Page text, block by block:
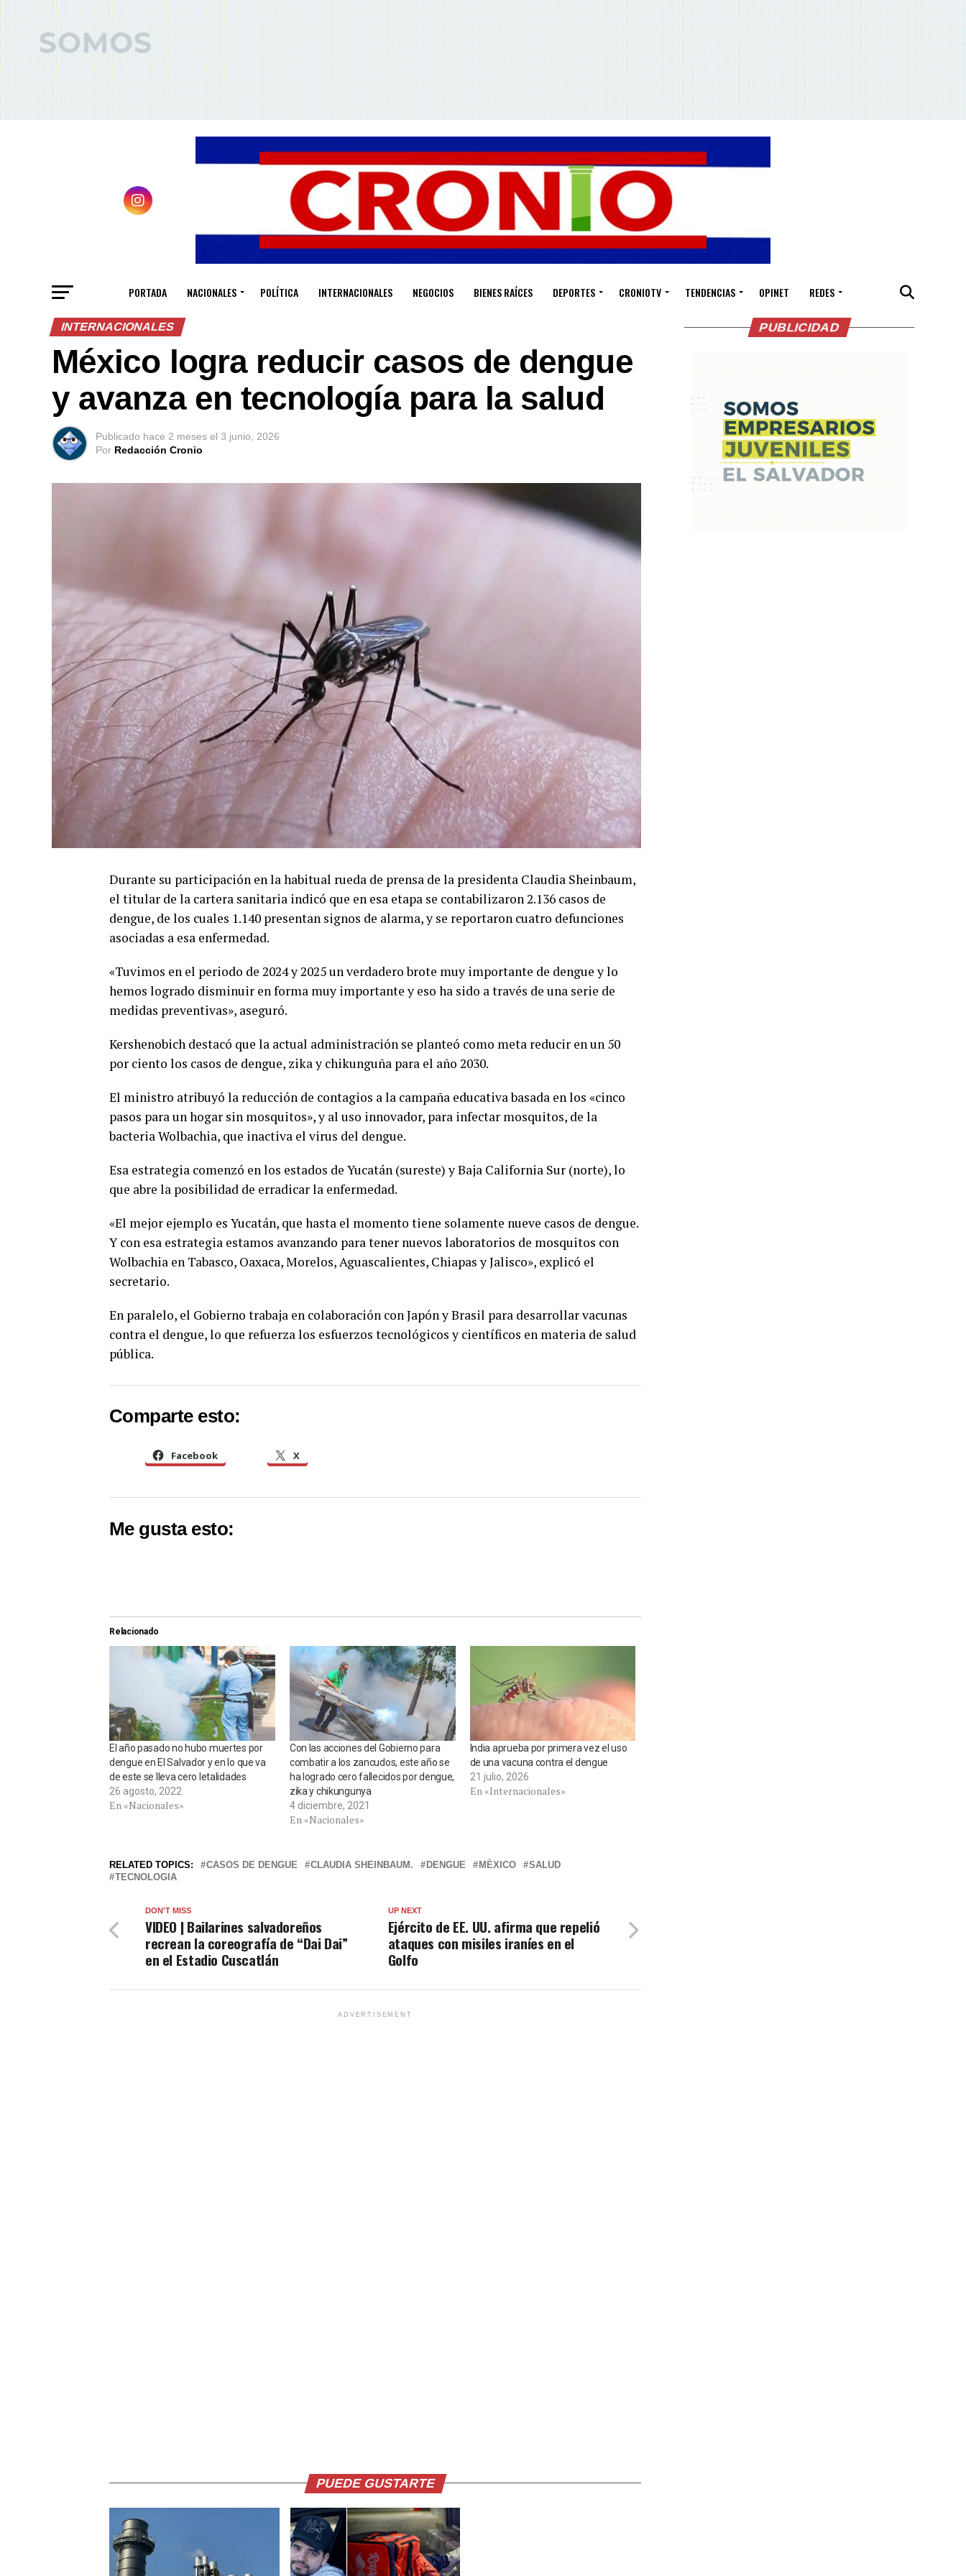
PORTADA NACIONALES POLÍTICA INTERNACIONALES NEGOCIOS BIENES RAÍCES DEPORTES CRONIOTV TENDENCIAS OPINET REDES
INTERNACIONALES
México logra reducir casos de dengue
y avanza en tecnología para la salud
Publicado hace 2 meses el 3 junio, 2026
Por Redacción Cronio
Durante su participación en la habitual rueda de prensa de la presidenta Claudia Sheinbaum,
el titular de la cartera sanitaria indicó que en esa etapa se contabilizaron 2.136 casos de
dengue, de los cuales 1.140 presentan signos de alarma, y se reportaron cuatro defunciones
asociadas a esa enfermedad.
«Tuvimos en el periodo de 2024 y 2025 un verdadero brote muy importante de dengue y lo
hemos logrado disminuir en forma muy importante y eso ha sido a través de una serie de
medidas preventivas», aseguró.
Kershenobich destacó que la actual administración se planteó como meta reducir en un 50
por ciento los casos de dengue, zika y chikunguña para el año 2030.
El ministro atribuyó la reducción de contagios a la campaña educativa basada en los «cinco
pasos para un hogar sin mosquitos», y al uso innovador, para infectar mosquitos, de la
bacteria Wolbachia, que inactiva el virus del dengue.
Esa estrategia comenzó en los estados de Yucatán (sureste) y Baja California Sur (norte), lo
que abre la posibilidad de erradicar la enfermedad.
«El mejor ejemplo es Yucatán, que hasta el momento tiene solamente nueve casos de dengue.
Y con esa estrategia estamos avanzando para tener nuevos laboratorios de mosquitos con
Wolbachia en Tabasco, Oaxaca, Morelos, Aguascalientes, Chiapas y Jalisco», explicó el
secretario.
En paralelo, el Gobierno trabaja en colaboración con Japón y Brasil para desarrollar vacunas
contra el dengue, lo que refuerza los esfuerzos tecnológicos y científicos en materia de salud
pública.
Comparte esto:
Facebook X
Me gusta esto:
Relacionado
El año pasado no hubo muertes por
dengue en El Salvador y en lo que va
de este se lleva cero letalidades
26 agosto, 2022
En «Nacionales»
Con las acciones del Gobierno para
combatir a los zancudos, este año se
ha logrado cero fallecidos por dengue,
zika y chikungunya
4 diciembre, 2021
En «Nacionales»
India aprueba por primera vez el uso
de una vacuna contra el dengue
21 julio, 2026
En «Internacionales»
RELATED TOPICS: CASOS DE DENGUE CLAUDIA SHEINBAUM. DENGUE MÈXICO
SALUD
TECNOLOGIA
UP NEXT
Ejército de EE. UU. afirma que repelió
ataques con misiles iraníes en el
Golfo
DON'T MISS
VIDEO | Bailarines salvadoreños
recrean la coreografía de “Dai Dai”
en el Estadio Cuscatlán
ADVERTISEMENT
PUEDE GUSTARTE
PUBLICIDAD